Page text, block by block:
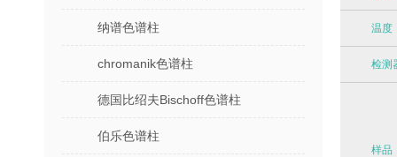
纳谱色谱柱
chromanik色谱柱
德国比绍夫Bischoff色谱柱
伯乐色谱柱
温度
检测
样品